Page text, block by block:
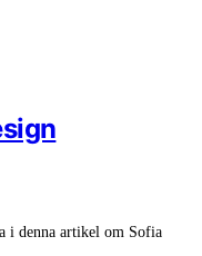
i denna artikel om Sofia